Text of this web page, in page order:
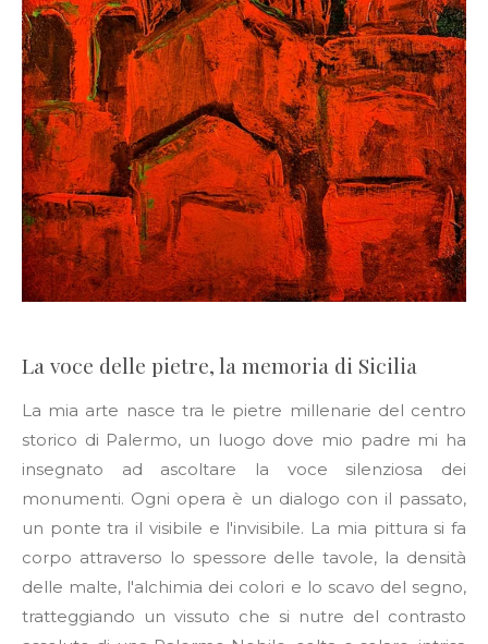
La voce delle pietre, la memoria di Sicilia
La mia arte nasce tra le pietre millenarie del centro
storico di Palermo, un luogo dove mio padre mi ha
insegnato ad ascoltare la voce silenziosa dei
monumenti. Ogni opera è un dialogo con il passato,
un ponte tra il visibile e l'invisibile. La mia pittura si fa
corpo attraverso lo spessore delle tavole, la densità
delle malte, l'alchimia dei colori e lo scavo del segno,
tratteggiando un vissuto che si nutre del contrasto